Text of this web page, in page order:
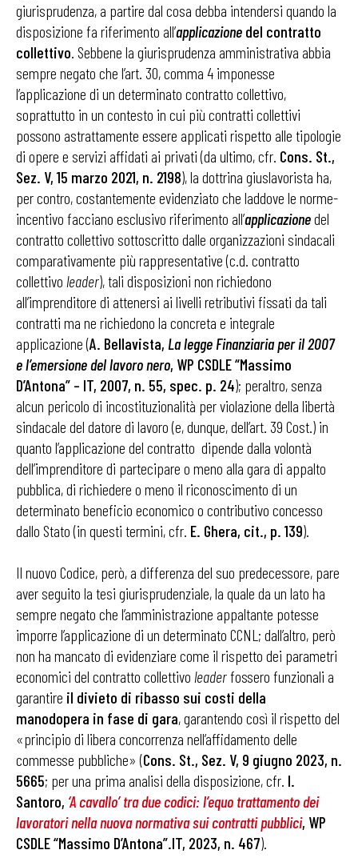
giurisprudenza, a partire dal cosa debba intendersi quando la
disposizione fa riferimento all’applicazione del contratto
collettivo. Sebbene la giurisprudenza amministrativa abbia
sempre negato che l’art. 30, comma 4 imponesse
l’applicazione di un determinato contratto collettivo,
soprattutto in un contesto in cui più contratti collettivi
possono astrattamente essere applicati rispetto alle tipologie
di opere e servizi affidati ai privati (da ultimo, cfr. Cons. St.,
Sez. V, 15 marzo 2021, n. 2198), la dottrina giuslavorista ha,
per contro, costantemente evidenziato che laddove le norme-
incentivo facciano esclusivo riferimento all’applicazionedel
contratto collettivo sottoscritto dalle organizzazioni sindacali
comparativamente più rappresentative (c.d. contratto
collettivo leader), tali disposizioni non richiedono
all’imprenditore di attenersi ai livelli retributivi fissati da tali
contratti ma ne richiedono la concreta e integrale
applicazione (A. Bellavista, La legge Finanziaria per il 2007
e l’emersione del lavoro nero, WP CSDLE “Massimo
D’Antona” – IT, 2007, n. 55, spec. p. 24); peraltro, senza
alcun pericolo di incostituzionalità per violazione della libertà
sindacale del datore di lavoro (e, dunque, dell’art. 39 Cost.) in
quanto l’applicazione del contratto dipende dalla volontà
dell’imprenditore di partecipare o meno alla gara di appalto
pubblica, di richiedere o meno il riconoscimento di un
determinato beneficio economico o contributivo concesso
dallo Stato (in questi termini, cfr. E. Ghera, cit., p. 139).
Il nuovo Codice, però, a differenza del suo predecessore, pare
aver seguito la tesi giurisprudenziale, la quale da un lato ha
sempre negato che l’amministrazione appaltante potesse
imporre l’applicazione di un determinato CCNL; dall’altro, però
non ha mancato di evidenziare come il rispetto dei parametri
economici del contratto collettivo leaderfossero funzionali a
garantire il divieto di ribasso sui costi della
manodopera in fase di gara, garantendo così il rispetto del
«principio di libera concorrenza nell’affidamento delle
commesse pubbliche» (Cons. St., Sez. V, 9 giugno 2023, n.
5665; per una prima analisi della disposizione, cfr. I.
Santoro, ‘A cavallo’ tra due codici: l’equo trattamento dei
lavoratori nella nuova normativa sui contratti pubblici, WP
CSDLE “Massimo D’Antona”.IT, 2023, n. 467).